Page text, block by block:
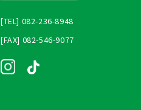
[TEL] 082-236-8948
[FAX] 082-546-9077